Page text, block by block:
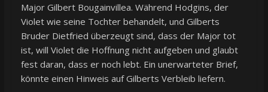
Major Gilbert Bougainvillea. Während Hodgins, der
Violet wie seine Tochter behandelt, und Gilberts
Bruder Dietfried überzeugt sind, dass der Major tot
ist, will Violet die Hoffnung nicht aufgeben und glaubt
fest daran, dass er noch lebt. Ein unerwarteter Brief,
könnte einen Hinweis auf Gilberts Verbleib liefern.